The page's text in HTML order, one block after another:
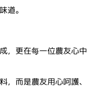
道。
，更在每一位農友心中
，而是農友用心呵護、